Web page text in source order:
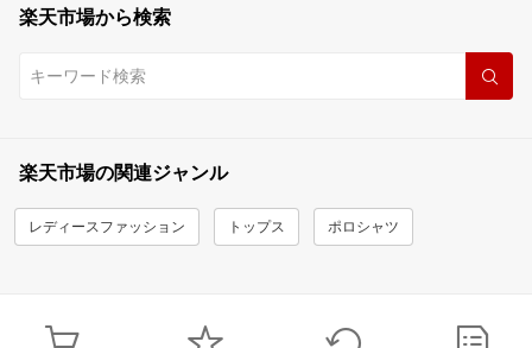
楽天市場から検索
楽天市場の関連ジャンル
レディースファッション トップス ポロシャツ